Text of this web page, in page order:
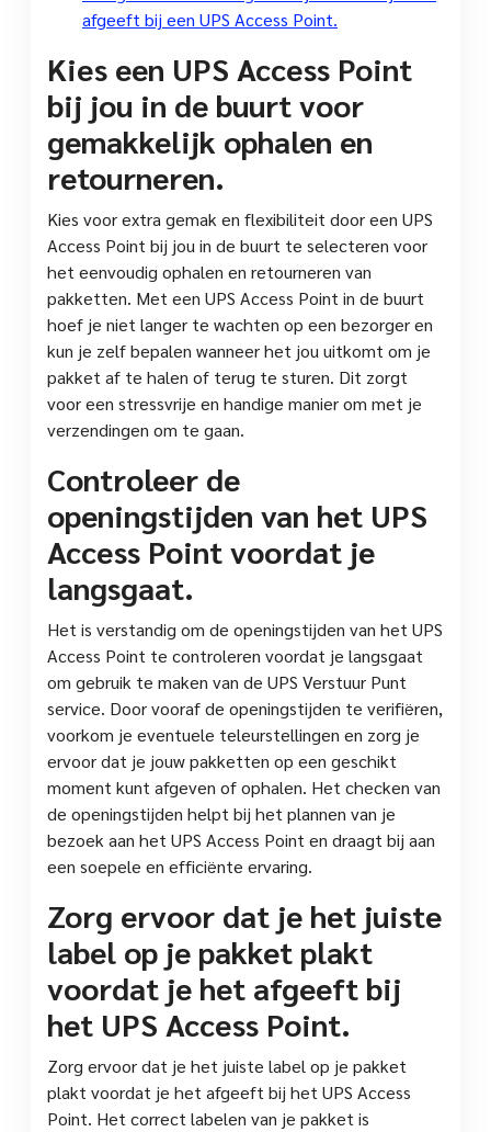
afgeeft bij een UPS Access Point.
Kies een UPS Access Point
bij jou in de buurt voor
gemakkelijk ophalen en
retourneren.
Kies voor extra gemak en flexibiliteit door een UPS
Access Point bij jou in de buurt te selecteren voor
het eenvoudig ophalen en retourneren van
pakketten. Met een UPS Access Point in de buurt
hoef je niet langer te wachten op een bezorger en
kun je zelf bepalen wanneer het jou uitkomt om je
pakket af te halen of terug te sturen. Dit zorgt
voor een stressvrije en handige manier om met je
verzendingen om te gaan.
Controleer de
openingstijden van het UPS
Access Point voordat je
langsgaat.
Het is verstandig om de openingstijden van het UPS
Access Point te controleren voordat je langsgaat
om gebruik te maken van de UPS Verstuur Punt
service. Door vooraf de openingstijden te verifiëren,
voorkom je eventuele teleurstellingen en zorg je
ervoor dat je jouw pakketten op een geschikt
moment kunt afgeven of ophalen. Het checken van
de openingstijden helpt bij het plannen van je
bezoek aan het UPS Access Point en draagt bij aan
een soepele en efficiënte ervaring.
Zorg ervoor dat je het juiste
label op je pakket plakt
voordat je het afgeeft bij
het UPS Access Point.
Zorg ervoor dat je het juiste label op je pakket
plakt voordat je het afgeeft bij het UPS Access
Point. Het correct labelen van je pakket is